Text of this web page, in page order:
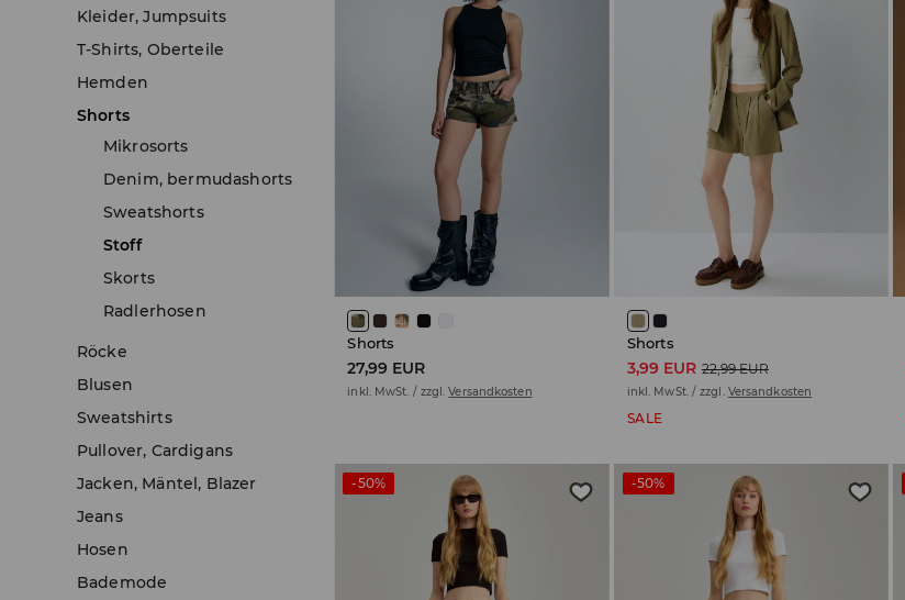
Kleider, Jumpsuits
T-Shirts, Oberteile
Hemden
Shorts
Mikrosorts
Denim, bermudashorts
Sweatshorts
Stoff
Skorts
Radlerhosen
Röcke
Blusen
Sweatshirts
Pullover, Cardigans
Jacken, Mäntel, Blazer
Jeans
Hosen
Bademode
Shorts
27,99 EUR
inkl. MwSt. / zzgl.Versandkosten
Shorts
3,99 EUR 22,99 EUR
inkl. MwSt. / zzgl. Versandkosten
SALE
-50% -50%